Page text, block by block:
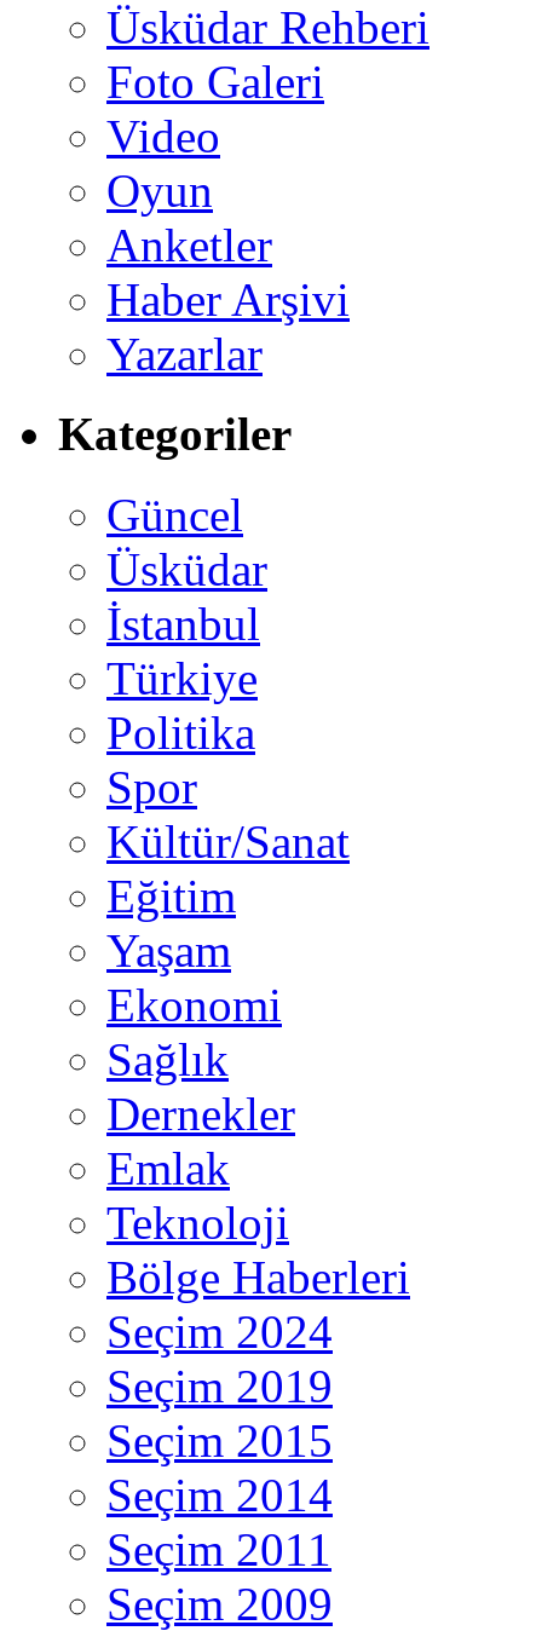
Üsküdar Rehberi
Foto Galeri
Video
Oyun
Anketler
Haber Arşivi
Yazarlar
Kategoriler
Güncel
Üsküdar
İstanbul
Türkiye
Politika
Spor
Kültür/Sanat
Eğitim
Yaşam
Ekonomi
Sağlık
Dernekler
Emlak
Teknoloji
Bölge Haberleri
Seçim 2024
Seçim 2019
Seçim 2015
Seçim 2014
Seçim 2011
Seçim 2009